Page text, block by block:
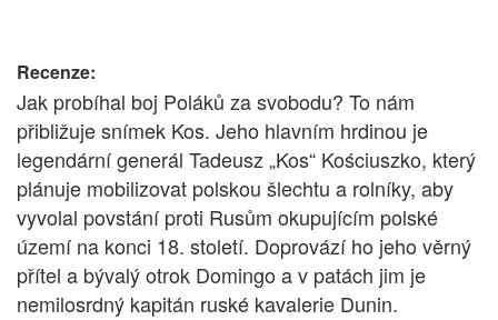
Recenze:
Jak probíhal boj Poláků za svobodu? To nám
přibližuje snímek Kos. Jeho hlavním hrdinou je
legendární generál Tadeusz „Kos“ Kościuszko, který
plánuje mobilizovat polskou šlechtu a rolníky, aby
vyvolal povstání proti Rusům okupujícím polské
území na konci 18. století. Doprovází ho jeho věrný
přítel a bývalý otrok Domingo a v patách jim je
nemilosrdný kapitán ruské kavalerie Dunin.